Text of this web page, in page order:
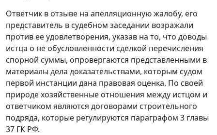
Ответчик в отзыве на апелляционную жалобу, его
представитель в судебном заседании возражали
против ее удовлетворения, указав на то, что доводы
истца о не обусловленности сделкой перечисления
спорной суммы, опровергаются представленными в
материалы дела доказательствами, которым судом
первой инстанции дана правовая оценка. По своей
природе хозяйственные отношения между истцом и
ответчиком являются договорами строительного
подряда, которые регулируются параграфом 3 главы
37 ГК РФ.